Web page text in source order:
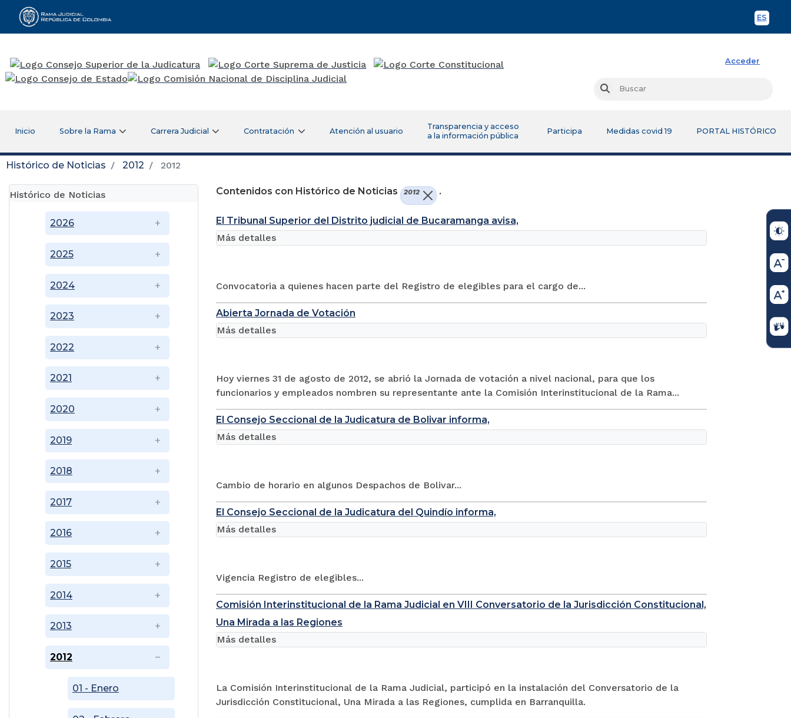
ES
Rama Judicial
Acceder
Buscar
Inicio Sobre la Rama Carrera Judicial Contratación Atención al usuario
Transparencia y acceso
a la información pública
Participa Medidas covid 19 PORTAL HISTÓRICO
Histórico de Noticias 2012 2012
Histórico de Noticias
2012
01 - Enero
2013
2014
2015
2016
2017
2018
2019
2020
2021
2022
2023
2024
2025
2026
Contenidos con Histórico de Noticias 2012 .
El Tribunal Superior del Distrito judicial de Bucaramanga avisa,
Convocatoria a quienes hacen parte del Registro de elegibles para el cargo de...
Más detalles
Abierta Jornada de Votación
Hoy viernes 31 de agosto de 2012, se abrió la Jornada de votación a nivel nacional, para que los
funcionarios y empleados nombren su representante ante la Comisión Interinstitucional de la Rama...
Más detalles
El Consejo Seccional de la Judicatura de Bolivar informa,
Cambio de horario en algunos Despachos de Bolivar...
Más detalles
El Consejo Seccional de la Judicatura del Quindío informa,
Vigencia Registro de elegibles...
Más detalles
Comisión Interinstitucional de la Rama Judicial en VIII Conversatorio de la Jurisdicción Constitucional,
Una Mirada a las Regiones
La Comisión Interinstitucional de la Rama Judicial, participó en la instalación del Conversatorio de la
Jurisdicción Constitucional, Una Mirada a las Regiones, cumplida en Barranquilla.
Más detalles